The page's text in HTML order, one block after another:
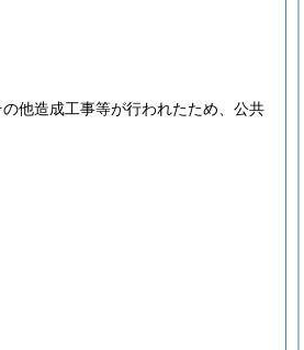
他造成工事等が行われたため、公共